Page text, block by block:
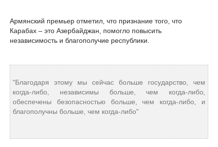
Армянский премьер отметил, что признание того, что
Карабах – это Азербайджан, помогло повысить
независимость и благополучие республики.
"Благодаря этому мы сейчас больше государство, чем
когда-либо, независимы больше, чем когда-либо,
обеспечены безопасностью больше, чем когда-либо, и
благополучны больше, чем когда-либо"